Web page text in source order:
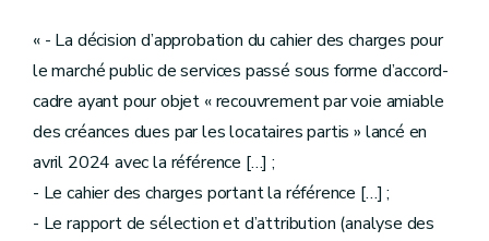
« - La décision d’approbation du cahier des charges pour
le marché public de services passé sous forme d’accord-
cadre ayant pour objet « recouvrement par voie amiable
des créances dues par les locataires partis » lancé en
avril 2024 avec la référence […] ;
- Le cahier des charges portant la référence […] ;
- Le rapport de sélection et d’attribution (analyse des